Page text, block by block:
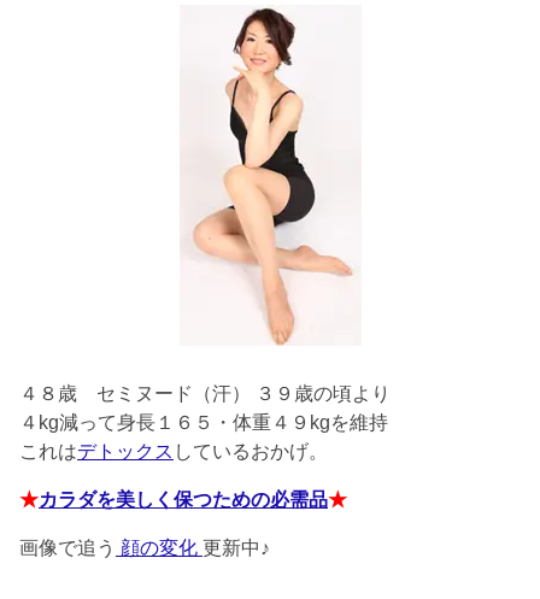
４８歳 セミヌード（汗） ３９歳の頃より
４kg減って身長１６５・体重４９kgを維持
これはデトックス しているおかげ。
★カラダを美しく保つための必需品★
画像で追う 顔の変化 更新中♪